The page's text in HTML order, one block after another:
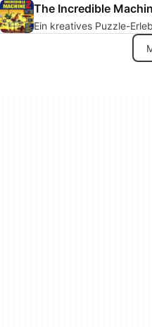
The Incredible
Ein kreatives Puzzle-